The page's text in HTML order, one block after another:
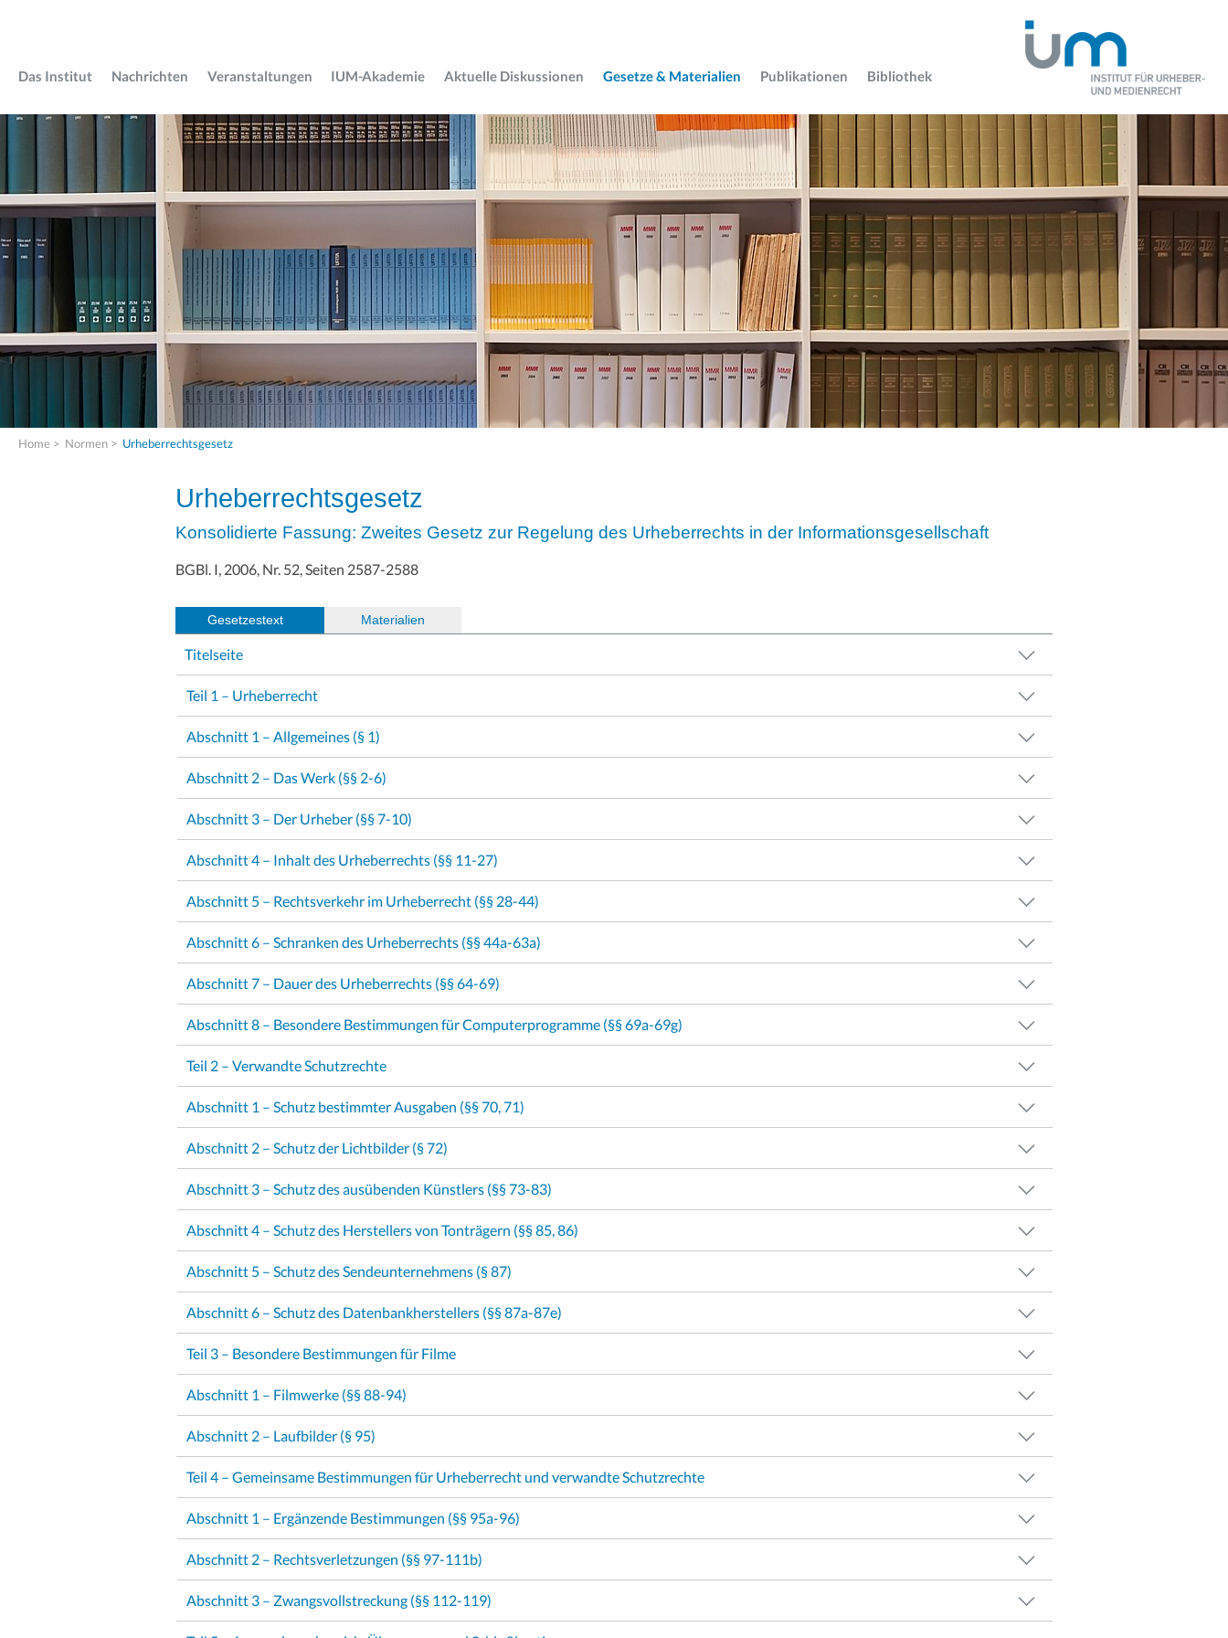
Das Institut Nachrichten Veranstaltungen IUM-Akademie Aktuelle Diskussionen Gesetze & Materialien Publikationen Bibliothek
Home > Normen > Urheberrechtsgesetz
Urheberrechtsgesetz
Konsolidierte Fassung: Zweites Gesetz zur Regelung des Urheberrechts in der Informationsgesellschaft
BGBl. I, 2006, Nr. 52, Seiten 2587-2588
Gesetzestext Materialien
Titelseite
Teil 1 – Urheberrecht
Abschnitt 1 – Allgemeines (§ 1)
Abschnitt 2 – Das Werk (§§ 2-6)
Abschnitt 3 – Der Urheber (§§ 7-10)
Abschnitt 4 – Inhalt des Urheberrechts (§§ 11-27)
Abschnitt 5 – Rechtsverkehr im Urheberrecht (§§ 28-44)
Abschnitt 6 – Schranken des Urheberrechts (§§ 44a-63a)
Abschnitt 7 – Dauer des Urheberrechts (§§ 64-69)
Abschnitt 8 – Besondere Bestimmungen für Computerprogramme (§§ 69a-69g)
Teil 2 – Verwandte Schutzrechte
Abschnitt 1 – Schutz bestimmter Ausgaben (§§ 70, 71)
Abschnitt 2 – Schutz der Lichtbilder (§ 72)
Abschnitt 3 – Schutz des ausübenden Künstlers (§§ 73-83)
Abschnitt 4 – Schutz des Herstellers von Tonträgern (§§ 85, 86)
Abschnitt 5 – Schutz des Sendeunternehmens (§ 87)
Abschnitt 6 – Schutz des Datenbankherstellers (§§ 87a-87e)
Teil 3 – Besondere Bestimmungen für Filme
Abschnitt 1 – Filmwerke (§§ 88-94)
Abschnitt 2 – Laufbilder (§ 95)
Teil 4 – Gemeinsame Bestimmungen für Urheberrecht und verwandte Schutzrechte
Abschnitt 1 – Ergänzende Bestimmungen (§§ 95a-96)
Abschnitt 2 – Rechtsverletzungen (§§ 97-111b)
Abschnitt 3 – Zwangsvollstreckung (§§ 112-119)